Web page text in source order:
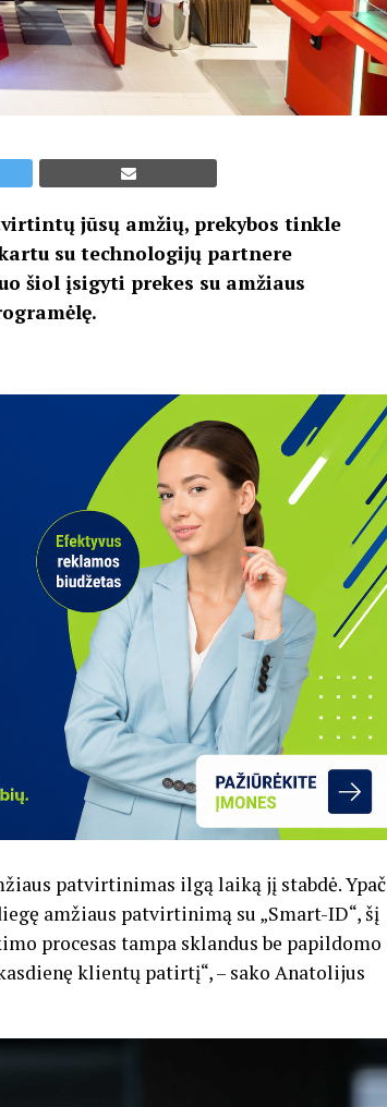
jūsų amžių, prekybos tinkle
su technologijų partnere
šiol įsigyti prekes su amžiaus
patvirtinimas ilgą laiką jį stabdė. Ypač
amžiaus patvirtinimą su „Smart-ID“, šį
procesas tampa sklandus be papildomo
klientų patirtį“, – sako Anatolijus